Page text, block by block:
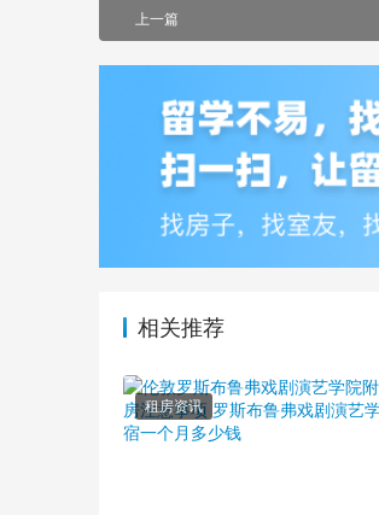
上一篇
相关推荐
租房资讯